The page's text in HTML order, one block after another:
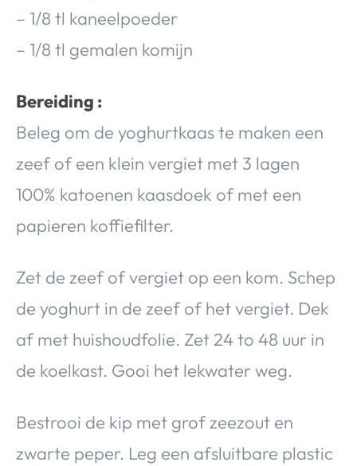
– 1/8 tl kaneelpoeder
– 1/8 tl gemalen komijn
Bereiding :
Beleg om de yoghurtkaas te maken een
zeef of een klein vergiet met 3 lagen
100% katoenen kaasdoek of met een
papieren koffiefilter.
Zet de zeef of vergiet op een kom. Schep
de yoghurt in de zeef of het vergiet. Dek
af met huishoudfolie. Zet 24 to 48 uur in
de koelkast. Gooi het lekwater weg.
Bestrooi de kip met grof zeezout en
zwarte peper. Leg een afsluitbare plastic